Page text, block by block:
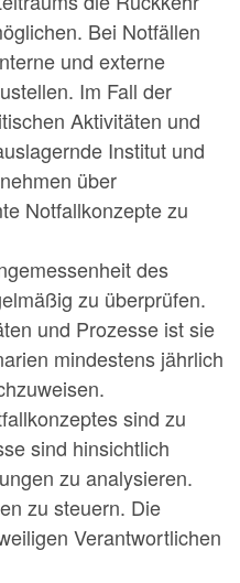
Bei Notfällen
und externe
Im Fall der
Aktivitäten und
Institut und
über
Notfallkonzepte zu
des
zu überprüfen.
und Prozesse ist sie
mindestens jährlich
sind zu
sind hinsichtlich
zu analysieren.
zu steuern. Die
Verantwortlichen